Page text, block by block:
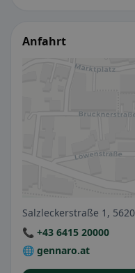
Anfahrt
Salzleckerstraße 1,
📞 +43 6415 20000
🌐 gennaro.at